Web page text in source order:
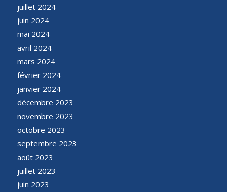
juillet 2024
juin 2024
mai 2024
avril 2024
mars 2024
février 2024
janvier 2024
décembre 2023
novembre 2023
octobre 2023
septembre 2023
août 2023
juillet 2023
juin 2023